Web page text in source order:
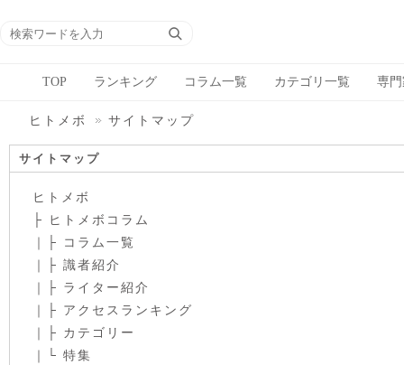
TOP ランキング コラム一覧 カテゴリ一覧 専
ヒトメボ サイトマップ
サイトマップ
ヒトメボ
├
ヒトメボコラム
｜├
コラム一覧
｜├ 識者紹介
｜├ ライター紹介
｜├ アクセスランキング
｜├ カテゴリー
｜└ 特集